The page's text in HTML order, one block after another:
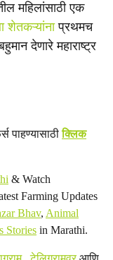
महिलांसाठी एक
शेतकऱ्यांनाप्रथमच
देणारे महाराष्ट्र
पाहण्यासाठीक्लिक
& Watch
Farming Updates
Bhav, Animal
Stories in Marathi.